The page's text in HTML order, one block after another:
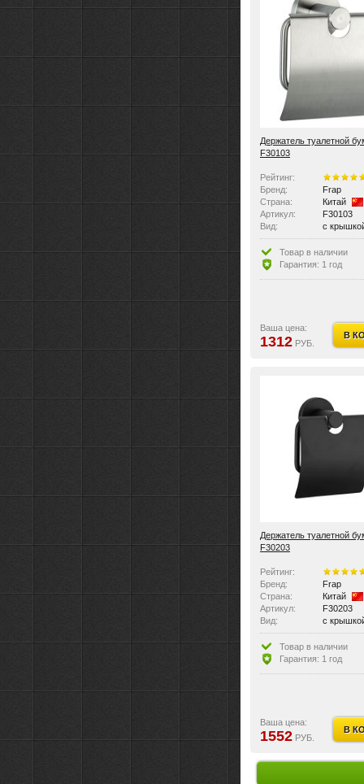
Держатель туалетной
F30103
Рейтинг:
Бренд:
Frap
Страна:
Китай
Артикул:
F30103
Вид:
с
Размер:
Товар в наличии
Гарантия: 1 год
Ваша цена:
1312 РУБ.
В
Держатель туалетной
F30203
Рейтинг:
Бренд:
Frap
Страна:
Китай
Артикул:
F30203
Вид:
с
Размер:
Товар в наличии
Гарантия: 1 год
Ваша цена:
1552 РУБ.
В